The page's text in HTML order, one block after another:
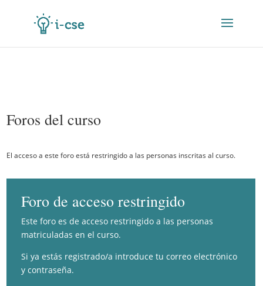
Foros del curso
El acceso a este foro está restringido a las personas inscritas al curso.
Foro de acceso restringido
Este foro es de acceso restringido a las personas
matriculadas en el curso.
Si ya estás registrado/a introduce tu correo electrónico
y contraseña.